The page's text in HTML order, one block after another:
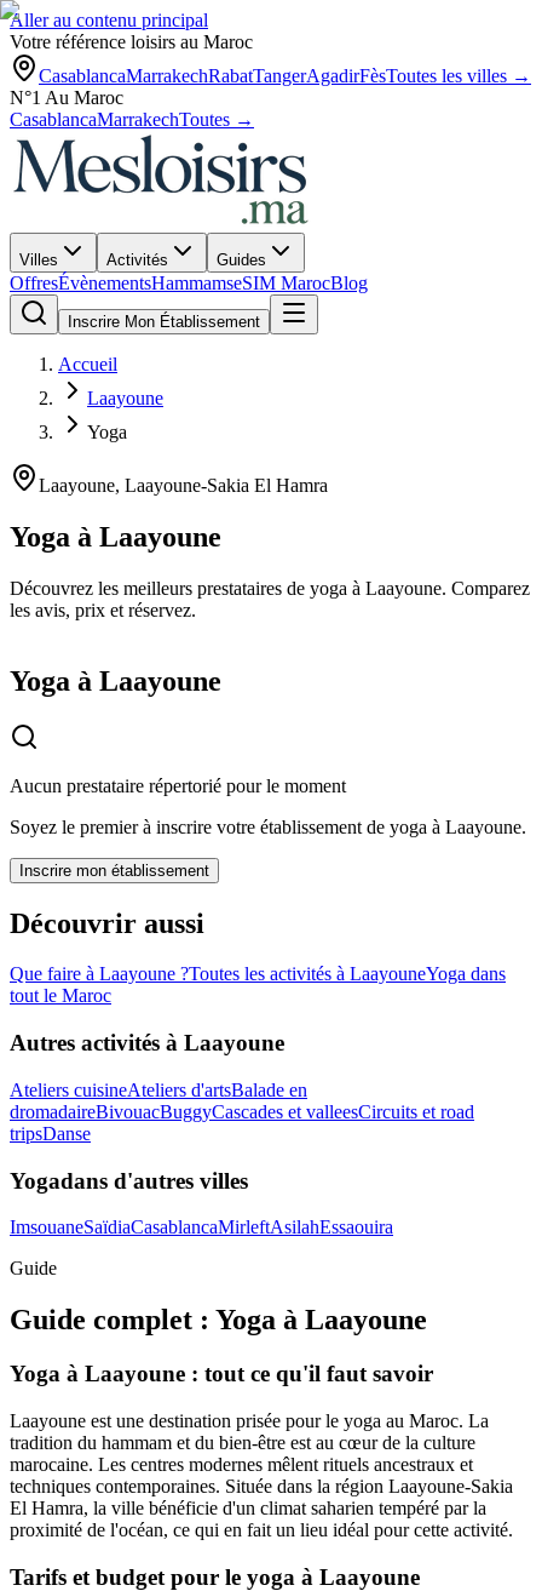
Aller au contenu principal
Votre référence loisirs au Maroc
CasablancaMarrakechRabatTangerAgadirFèsToutes les villes →
N°1 Au Maroc
CasablancaMarrakechToutes →
Villes Activités Guides
OffresÉvènementsHammamseSIM MarocBlog
Inscrire Mon Établissement
Accueil
Laayoune
Yoga
Laayoune, Laayoune-Sakia El Hamra
Yoga à Laayoune
Découvrez les meilleurs prestataires de yoga à Laayoune. Comparez
les avis, prix et réservez.
Yoga à Laayoune
Aucun prestataire répertorié pour le moment
Soyez le premier à inscrire votre établissement de yoga à Laayoune.
Inscrire mon établissement
Découvrir aussi
Que faire à Laayoune ?Toutes les activités à LaayouneYoga dans
tout le Maroc
Autres activités à Laayoune
Ateliers cuisineAteliers d'artsBalade en
dromadaireBivouacBuggyCascades et valleesCircuits et road
tripsDanse
Yogadans d'autres villes
ImsouaneSaïdiaCasablancaMirleftAsilahEssaouira
Guide
Guide complet : Yoga à Laayoune
Yoga à Laayoune : tout ce qu'il faut savoir
Laayoune est une destination prisée pour le yoga au Maroc. La
tradition du hammam et du bien-être est au cœur de la culture
marocaine. Les centres modernes mêlent rituels ancestraux et
techniques contemporaines. Située dans la région Laayoune-Sakia
El Hamra, la ville bénéficie d'un climat saharien tempéré par la
proximité de l'océan, ce qui en fait un lieu idéal pour cette activité.
Tarifs et budget pour le yoga à Laayoune